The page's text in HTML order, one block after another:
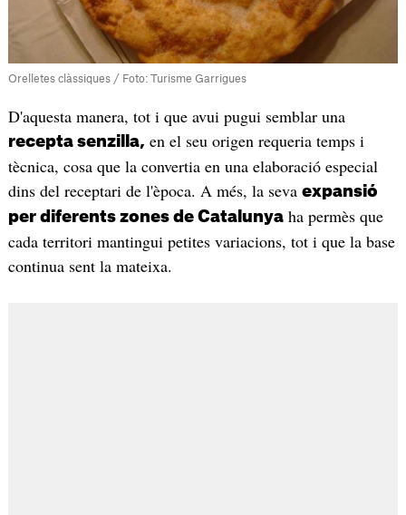
Orelletes clàssiques / Foto: Turisme Garrigues
D'aquesta manera, tot i que avui pugui semblar una
recepta senzilla, en el seu origen requeria temps i
tècnica, cosa que la convertia en una elaboració especial
dins del receptari de l'època. A més, la seva expansió
per diferents zones de Catalunyaha permès que
cada territori mantingui petites variacions, tot i que la base
continua sent la mateixa.